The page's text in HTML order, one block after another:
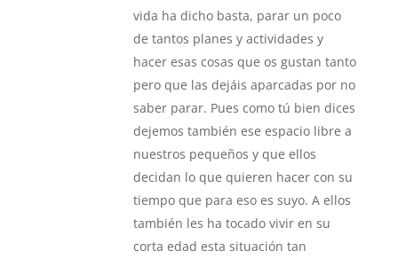
vida ha dicho basta, parar un poco
de tantos planes y actividades y
hacer esas cosas que os gustan tanto
pero que las dejáis aparcadas por no
saber parar. Pues como tú bien dices
dejemos también ese espacio libre a
nuestros pequeños y que ellos
decidan lo que quieren hacer con su
tiempo que para eso es suyo. A ellos
también les ha tocado vivir en su
corta edad esta situación tan